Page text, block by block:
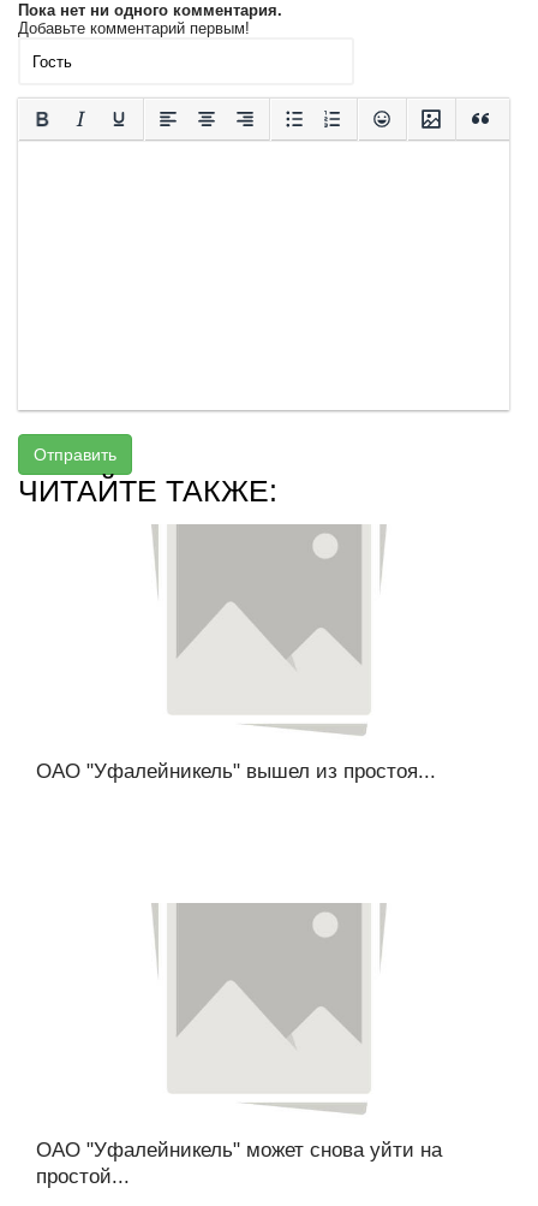
Пока нет ни одного комментария.
Добавьте комментарий первым!
Отправить
ЧИТАЙТЕ ТАКЖЕ:
ОАО "Уфалейникель" вышел из простоя...
ОАО "Уфалейникель" может снова уйти на
простой...